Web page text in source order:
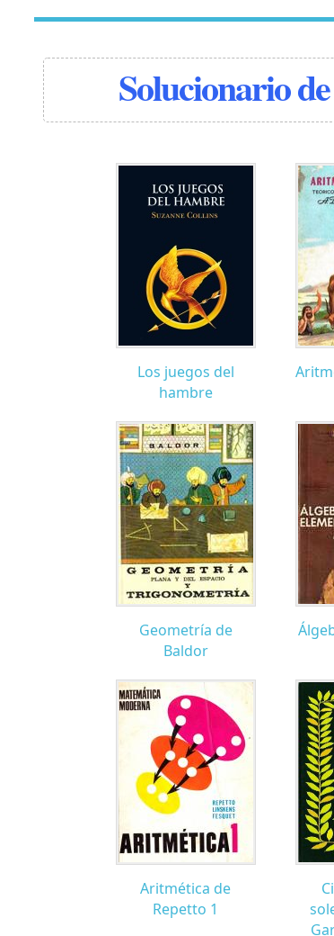
Solucionario
Los juegos del
hambre
Geometría de
Baldor
Aritmética de
Repetto 1